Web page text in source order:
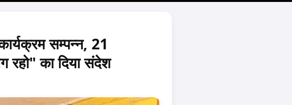
सम्‍पन्‍न, 21
रहो" का दिया संदेश